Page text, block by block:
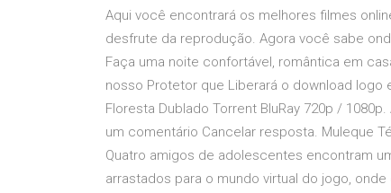
Aqui você encontrará os melhores filmes
desfrute da reprodução. Agora você sabe
Faça uma noite confortável, romântica em
nosso Protetor que Liberará o download logo
Floresta Dublado Torrent BluRay 720p /
um comentário Cancelar resposta. Muleque
Quatro amigos de adolescentes encontram
arrastados para o mundo virtual do jogo,